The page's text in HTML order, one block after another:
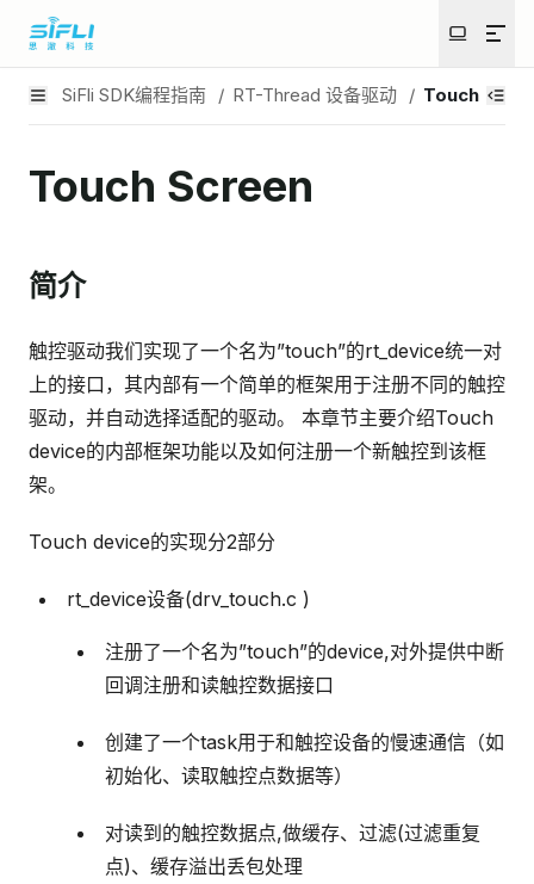
SiFli SDK编程指南 / RT-Thread 设备驱动 / Touch
Touch Screen
简介
触控驱动我们实现了一个名为”touch”的rt_device统一对
上的接口，其内部有一个简单的框架用于注册不同的触控
驱动，并自动选择适配的驱动。 本章节主要介绍Touch
device的内部框架功能以及如何注册一个新触控到该框
架。
Touch device的实现分2部分
rt_device设备(drv_touch.c )
注册了一个名为”touch”的device,对外提供中断
回调注册和读触控数据接口
创建了一个task用于和触控设备的慢速通信（如
初始化、读取触控点数据等）
对读到的触控数据点,做缓存、过滤(过滤重复
点)、缓存溢出丢包处理